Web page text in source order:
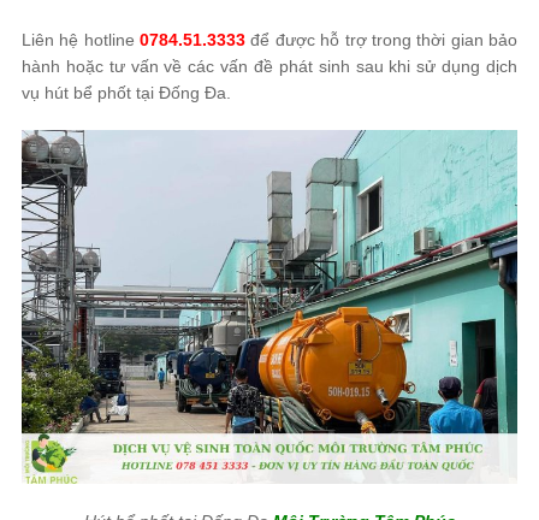
Liên hệ hotline0784.51.3333 để được hỗ trợ trong thời gian bảo
hành hoặc tư vấn về các vấn đề phát sinh sau khi sử dụng dịch
vụ hút bể phốt tại Đống Đa.